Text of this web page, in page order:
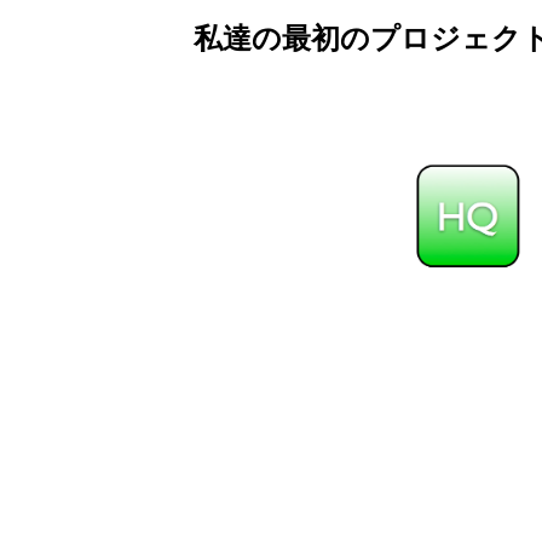
私達の最初のプロジェク